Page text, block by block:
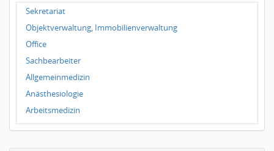
Hallbergmoos
Würzburg
Grünwald
Ulm
Bielefeld
Hannover
Duisburg
Sekretariat
Objektverwaltung, Immobilienverwaltung
Office
Sachbearbeiter
Allgemeinmedizin
Anästhesiologie
Arbeitsmedizin
Augenheilkunde